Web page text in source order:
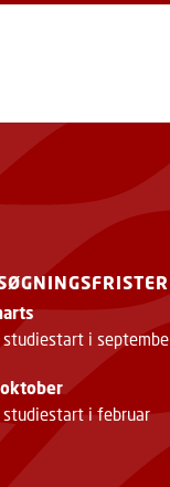
studiestart i
studiestart i februar